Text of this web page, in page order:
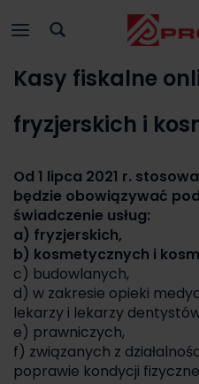
Kasy fiskalne
fryzjerskich i
Od 1 lipca 2021 r.
będzie obowiązywać
świadczenie usług:
a) fryzjerskich,
b) kosmetycznych i
c) budowlanych,
d) w zakresie opieki
lekarzy i lekarzy
e) prawniczych,
f) związanych z
poprawie kondycji